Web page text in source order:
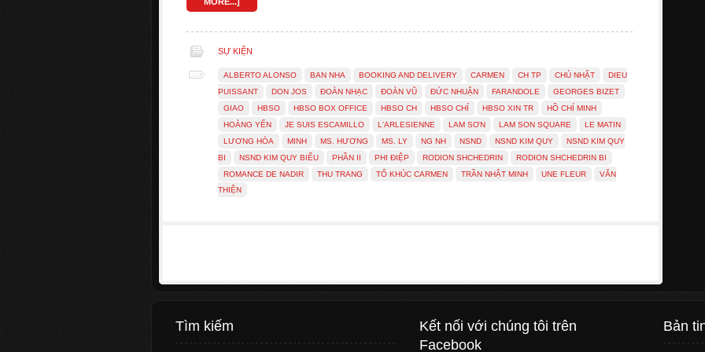
SỰ KIỆN
ALBERTO ALONSO BAN NHA BOOKING AND DELIVERY CARMEN CH TP CHỦ NHẬT
DIEU
PUISSANT
DON JOS ĐOÀN NHẠC ĐOÀN VŨ ĐỨC NHUẬN FARANDOLE
GEORGES BIZET
GIAO
HBSO HBSO BOX OFFICE HBSO CH HBSO CHỈ HBSO XIN TR
HỒ CHÍ MINH
HOÀNG YẾN
JE SUIS ESCAMILLO L'ARLESIENNE LAM SƠN LAM SON SQUARE
LE MATIN
LƯƠNG HÒA
MINH MS. HƯƠNG MS. LY NG NH NSND NSND KIM QUY
NSND KIM QUY
BI
NSND KIM QUY BIỂU PHẦN II PHI ĐIỆP RODION SHCHEDRIN
RODION SHCHEDRIN BI
ROMANCE DE NADIR
THU TRANG TỔ KHÚC CARMEN TRẦN NHẬT MINH UNE FLEUR
VĂN
THIỆN
Tìm kiếm
Kết nối với chúng tôi trên
Facebook
Bản